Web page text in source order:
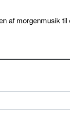
af morgenmusik til